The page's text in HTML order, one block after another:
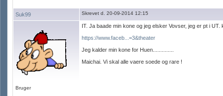
Suk99 Skrevet d. 20-09-2014 12:15
Bruger
IT. Ja baade min kone og jeg elsker Vovser, jeg er pt i
https://www.faceb...=3&theater
Jeg kalder min kone for Huen..............
Maichai. Vi skal alle vaere soede og rare !